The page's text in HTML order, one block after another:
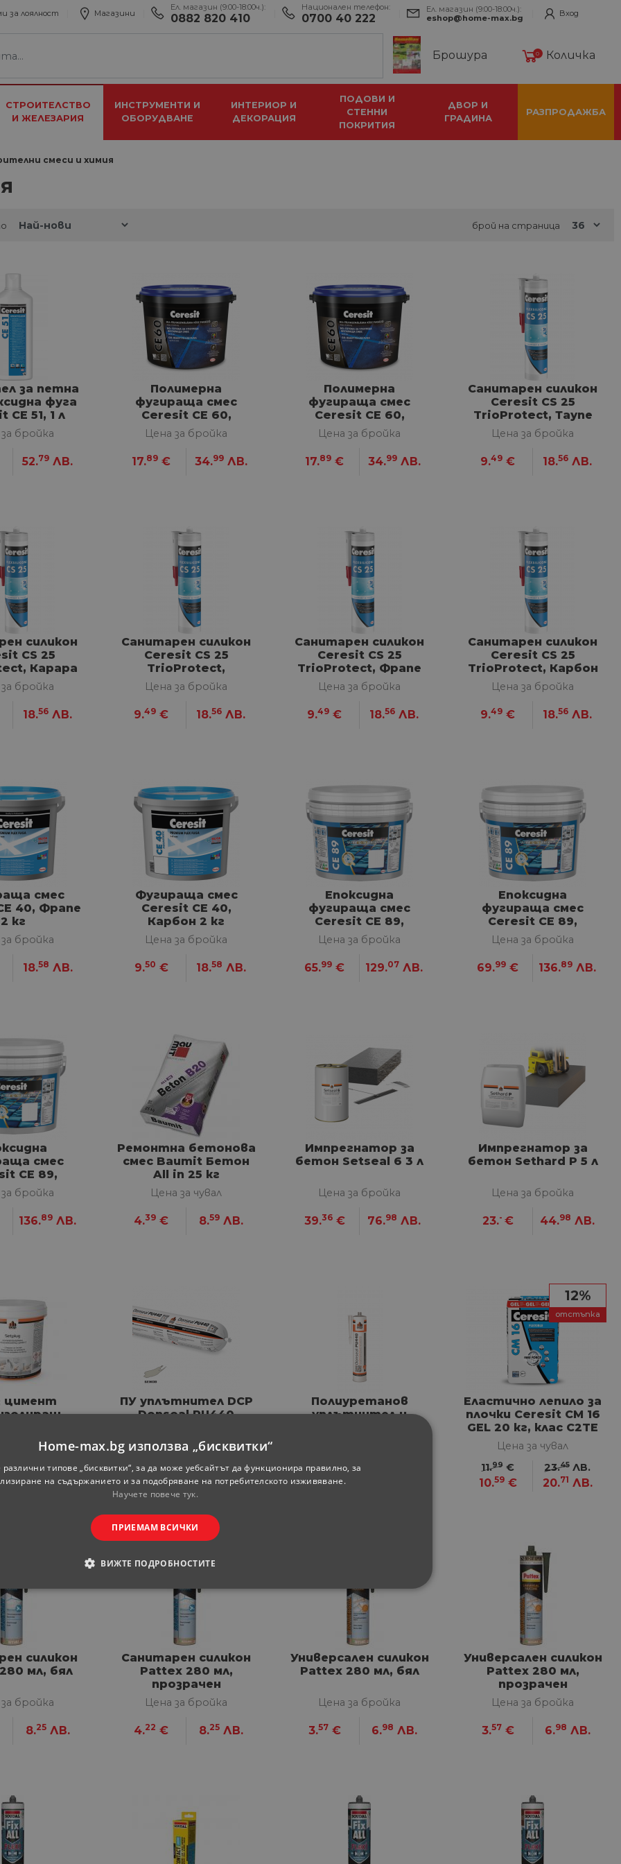
за лоялност Магазини
Ел. магазин (9:00-18:00ч.):
0882 820 410
Национален телефон:
0700 40 222
Ел. магазин (9:00-18:00ч.):
eshop@home-max.bg
Вход
Брошура 0 Количка
СТРОИТЕЛСТВО
И ЖЕЛЕЗАРИЯ
ИНСТРУМЕНТИ И
ОБОРУДВАНЕ
ИНТЕРИОР И
ДЕКОРАЦИЯ
ПОДОВИ И
СТЕННИ
ПОКРИТИЯ
ДВОР И
ГРАДИНА
РАЗПРОДАЖБА
смеси и химия
брой на страница
за петна
фуга
CE 51, 1 л
бройка
52.79 ЛВ.
Полимерна
фугираща смес
Ceresit CE 60,
Пергамон 2 кг
Цена за бройка
17.89 € 34.99 ЛВ.
Полимерна
фугираща смес
Ceresit CE 60,
Сребрист 2 кг
Цена за бройка
17.89 € 34.99 ЛВ.
Санитарен силикон
Ceresit CS 25
TrioProtect, Таупе
280 мл
Цена за бройка
9.49 € 18.56 ЛВ.
силикон
CS 25
Карара
мл
бройка
18.56 ЛВ.
Санитарен силикон
Ceresit CS 25
TrioProtect,
Пергамон 280 мл
Цена за бройка
9.49 € 18.56 ЛВ.
Санитарен силикон
Ceresit CS 25
TrioProtect, Фрапе
280 мл
Цена за бройка
9.49 € 18.56 ЛВ.
Санитарен силикон
Ceresit CS 25
TrioProtect, Карбон
280 мл
Цена за бройка
9.49 € 18.56 ЛВ.
смес
40, Фрапе
2 кг
бройка
18.58 ЛВ.
Фугираща смес
Ceresit CE 40,
Карбон 2 кг
Цена за бройка
9.50 € 18.58 ЛВ.
Епоксидна
фугираща смес
Ceresit CE 89,
Жасмин 2,5 кг
Цена за бройка
65.99 € 129.07 ЛВ.
Епоксидна
фугираща смес
Ceresit CE 89,
Цименотово сив 2,5
кг
Цена за бройка
69.99 € 136.89 ЛВ.
смес
CE 89,
бял 2,5 кг
бройка
136.89 ЛВ.
Ремонтна бетонова
смес Baumit Бетон
All in 25 кг
Цена за чувал
4.39 € 8.59 ЛВ.
Импрегнатор за
бетон Setseal 6 3 л
Цена за бройка
39.36 € 76.98 ЛВ.
Импрегнатор за
бетон Sethard P 5 л
Цена за бройка
23.- € 44.98 ЛВ.
цимент
за бройка
8. - ЛВ.
ПУ уплътнител DCP
Donseal PU440
Цена за бройка
6.39 € 12.50 ЛВ.
Полиуретанов
уплътнител и
5.62 €
12%
отстъпка
Еластично лепило за
плочки Ceresit CM 16
GEL 20 кг, клас C2TE
Цена за чувал
11.99 €
10.59 €
23.45 ЛВ.
20.71 ЛВ.
силикон
мл, бял
бройка
8.25 ЛВ.
Санитарен силикон
Pattex 280 мл,
прозрачен
Цена за бройка
4.22 € 8.25 ЛВ.
Универсален силикон
Pattex 280 мл, бял
Цена за бройка
3.57 € 6.98 ЛВ.
Универсален силикон
Pattex 280 мл,
прозрачен
Цена за бройка
3.57 € 6.98 ЛВ.
Home-max.bg използва „бисквитки“
типове „бисквитки“, за да може уебсайтът да функционира правилно, за
на съдържанието и за подобряване на потребителското изживяване.
Научете повече тук.
ПРИЕМАМ ВСИЧКИ
ВИЖТЕ ПОДРОБНОСТИТЕ
МАРКЕТИНГOВИ ФУНКЦИОНАЛНИ
Маркетингoви
да се използва правилно без строго необходими бисквитки.
.onesignal.com
Google LLC
max.bg
Използва се за влизане с Google